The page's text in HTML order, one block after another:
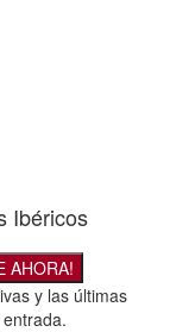
Ibéricos
AHORA!
y las últimas